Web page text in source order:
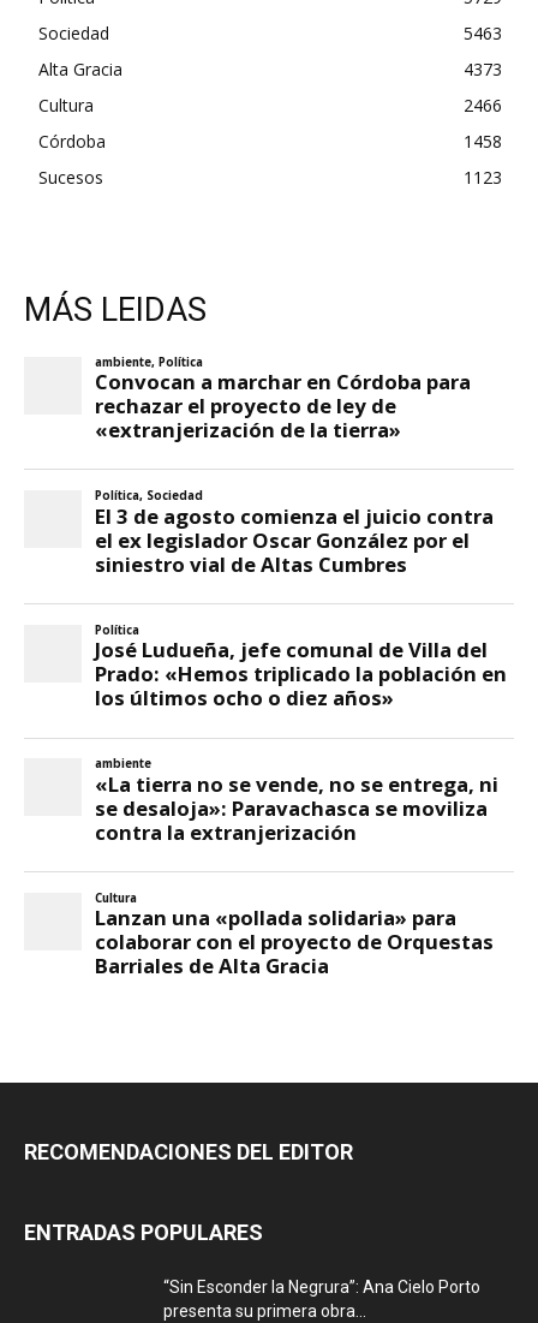
Sociedad
5463
Alta Gracia
4373
Cultura
2466
Córdoba
1458
Sucesos
1123
MÁS LEIDAS
RECOMENDACIONES DEL EDITOR
ENTRADAS POPULARES
“Sin Esconder la Negrura”: Ana Cielo Porto
presenta su primera obra...